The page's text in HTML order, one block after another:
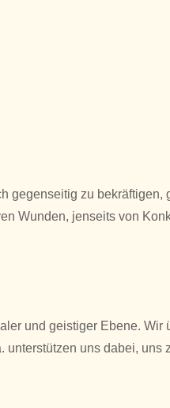
zu
Wunden, jenseits von
und geistiger Ebene.
uns dabei,